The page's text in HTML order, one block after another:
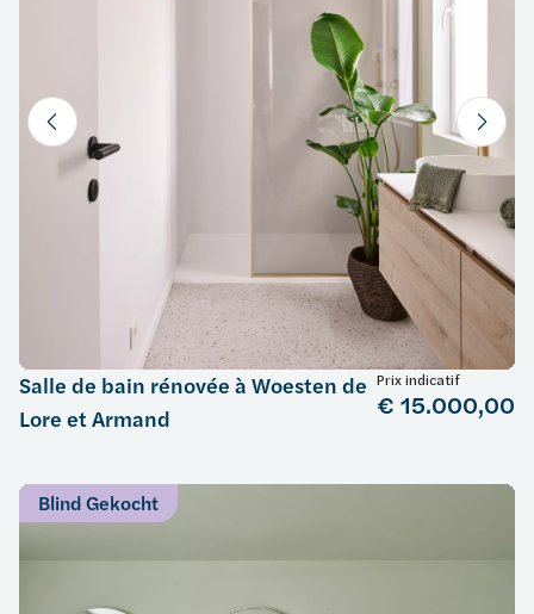
Salle de bain rénovée à Woesten de
Lore et Armand
Prix indicatif
€ 15.000,00
Blind Gekocht